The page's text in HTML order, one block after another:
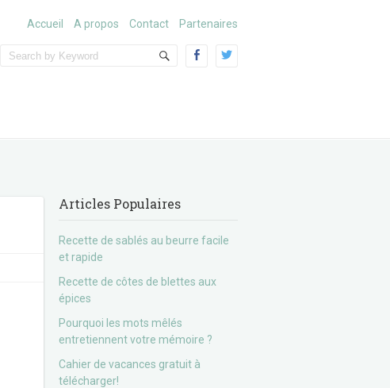
Accueil A propos Contact Partenaires
Articles Populaires
Recette de sablés au beurre facile
et rapide
Recette de côtes de blettes aux
épices
Pourquoi les mots mêlés
entretiennent votre mémoire ?
Cahier de vacances gratuit à
télécharger!